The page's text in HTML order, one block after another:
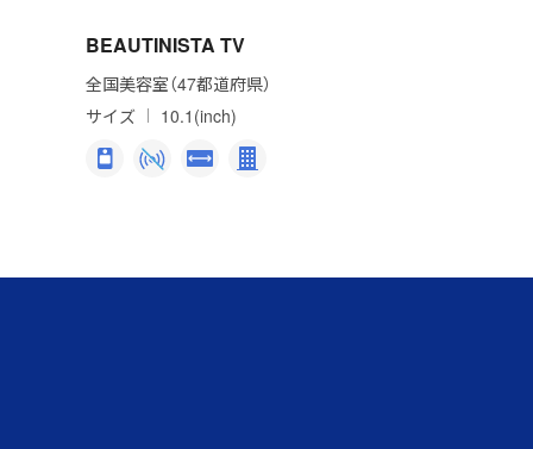
BEAUTINISTA TV
全国美容室（47都道府県）
サイズ
10.1(inch)